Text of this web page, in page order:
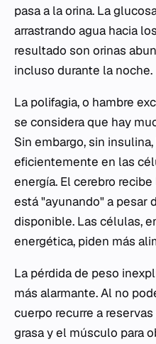
pasa a la orina. La
arrastrando agua hacia
resultado son orinas
incluso durante la noche.
La polifagia, o hambre
se considera que hay
Sin embargo, sin
eficientemente en las
energía. El cerebro
está "ayunando" a pesar
disponible. Las células,
energética, piden más
La pérdida de peso
más alarmante. Al no
cuerpo recurre a
grasa y el músculo para